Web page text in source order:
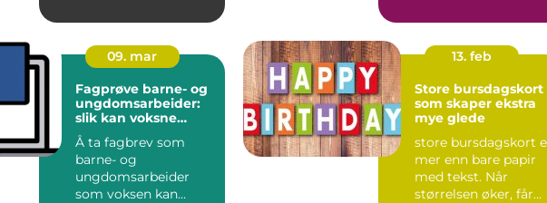
tradisjo...
bl...
09. mar
Fagprøve barne- og
ungdomsarbeider:
slik kan voksne
lykkes
Å ta fagbrev som
barne- og
ungdomsarbeider
som voksen kan
13. feb
Store bursdagskort
som skaper ekstra
mye glede
store bursdagskort
mer enn bare papir
med tekst. Når
størrelsen øker, får